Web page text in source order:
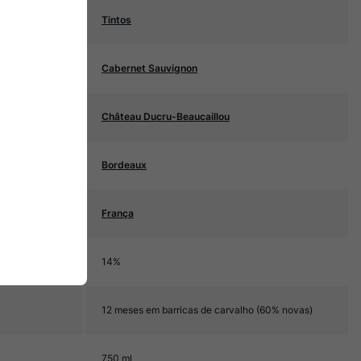
Tintos
Cabernet Sauvignon
Château Ducru-Beaucaillou
Bordeaux
França
14%
12 meses em barricas de carvalho (60% novas)
750 ml